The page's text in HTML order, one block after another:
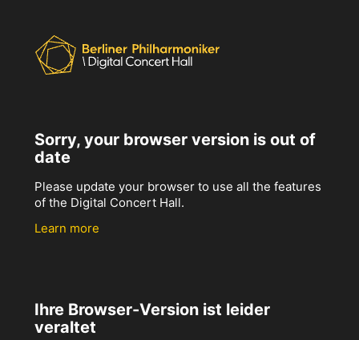
Sorry, your browser version is out of
date
Please update your browser to use all the features
of the Digital Concert Hall.
Learn more
Ihre Browser-Version ist leider
veraltet